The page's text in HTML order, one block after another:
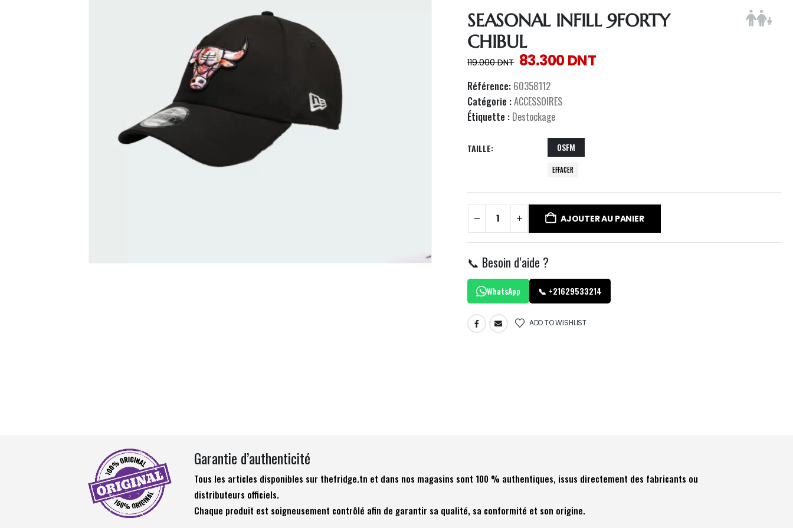
SEASONAL INFILL 9FORTY
CHIBUL
119.000DNT 83.300DNT
Référence: 60358112
Catégorie :ACCESSOIRES
Étiquette : Destockage
TAILLE OSFM
EFFACER
AJOUTER AU PANIER
📞 Besoin d’aide ?
WhatsApp 📞 +21629533214
ADD TO WISHLIST
Garantie d’authenticité
Tous les articles disponibles sur thefridge.tn et dans nos magasins sont 100 % authentiques, issus directement des fabricants ou
distributeurs officiels.
Chaque produit est soigneusement contrôlé afin de garantir sa qualité, sa conformité et son origine.